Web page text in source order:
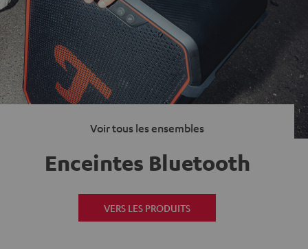
Voir tous les ensembles
Enceintes Bluetooth
VERS LES PRODUITS